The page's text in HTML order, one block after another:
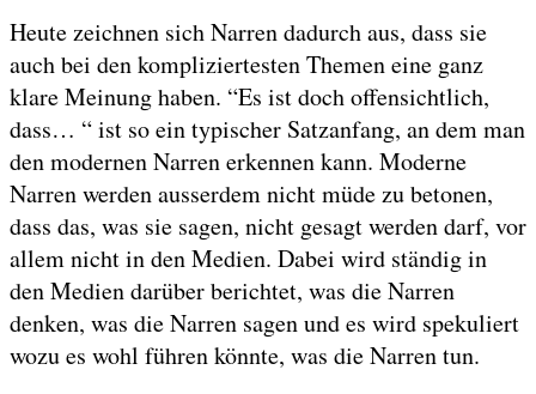
Heute zeichnen sich Narren dadurch aus, dass sie
auch bei den kompliziertesten Themen eine ganz
klare Meinung haben. “Es ist doch offensichtlich,
dass… “ ist so ein typischer Satzanfang, an dem man
den modernen Narren erkennen kann. Moderne
Narren werden ausserdem nicht müde zu betonen,
dass das, was sie sagen, nicht gesagt werden darf, vor
allem nicht in den Medien. Dabei wird ständig in
den Medien darüber berichtet, was die Narren
denken, was die Narren sagen und es wird spekuliert
wozu es wohl führen könnte, was die Narren tun.